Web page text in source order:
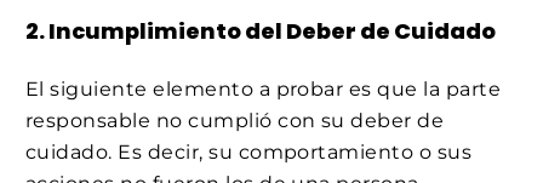
2. Incumplimiento del Deber de Cuidado
El siguiente elemento a probar es que la parte
responsable no cumplió con su deber de
cuidado. Es decir, su comportamiento o sus